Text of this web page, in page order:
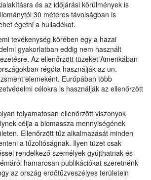
és az időjárási körülmények is
30 méteres távolságban is
égetni a hulladékot.
tevékenység körében egy a hazai
gyakorlatban eddig nem használt
Az ellenőrzött tüzeket Amerikában
régóta használják az un.
elemeként. Európában több
célokra is használják az ellenőrzött
folyamatosan ellenőrzött viszonyok
célja a biomassza mennyiségének
Ellenőrzött tűz alkalmazását minden
a tűzoltóságnak. Ilyen tüzet csak
rendelkező személyek gyújthatnak és
hamarosan publikációkat szeretnénk
az ország erdőtűzveszélyes területein